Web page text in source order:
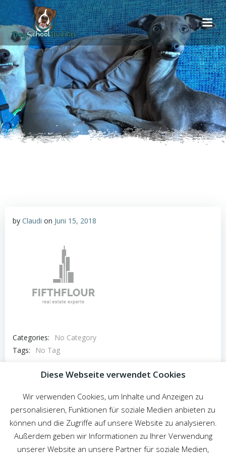
springen
Zum
Inhalt
springen
by Claudi on Juni 15, 2018
Categories:
No Category
Tags:
No Tag
Post
navigation
Previous post
Comments are closed
Diese Webseite verwendet Cookies
Wir verwenden Cookies, um Inhalte und Anzeigen zu
personalisieren, Funktionen für soziale Medien anbieten zu
können und die Zugriffe auf unsere Website zu analysieren.
Außerdem geben wir Informationen zu Ihrer Verwendung
unserer Website an unsere Partner für soziale Medien,